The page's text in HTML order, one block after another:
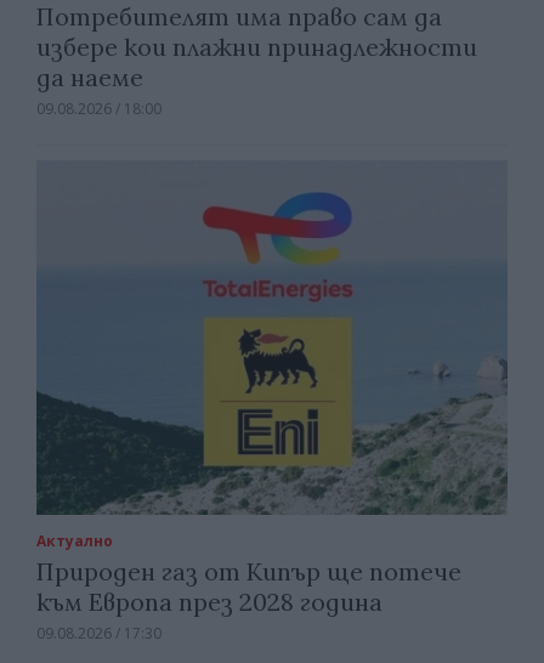
Потребителят има право сам да
избере кои плажни принадлежности
да наеме
09.08.2026 / 18:00
Актуално
Природен газ от Кипър ще потече
към Европа през 2028 година
09.08.2026 / 17:30